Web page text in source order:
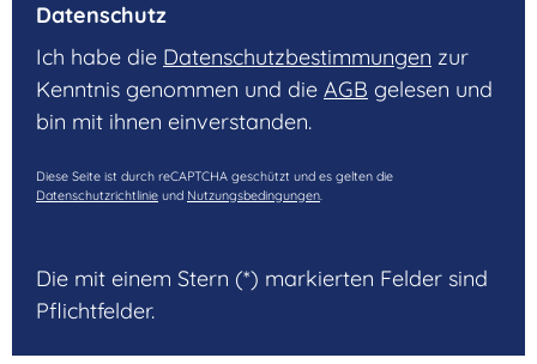
Datenschutz
Ich habe die Datenschutzbestimmungen zur
Kenntnis genommen und die AGB gelesen und
bin mit ihnen einverstanden.
Diese Seite ist durch reCAPTCHA geschützt und es gelten die
Datenschutzrichtlinie und Nutzungsbedingungen.
Die mit einem Stern (*) markierten Felder sind
Pflichtfelder.